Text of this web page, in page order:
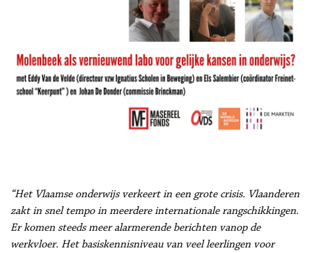
“Het Vlaamse onderwijs verkeert in een grote crisis. Vlaanderen
zakt in snel tempo in meerdere internationale rangschikkingen.
Er komen steeds meer alarmerende berichten vanop de
werkvloer. Het basiskennisniveau van veel leerlingen voor